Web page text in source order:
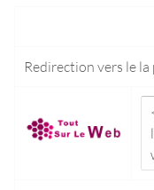
Redirection vers le la